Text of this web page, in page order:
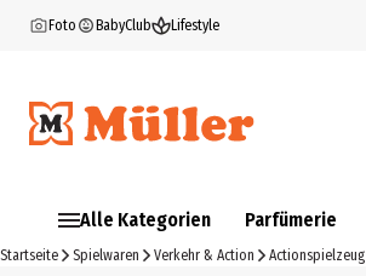
Foto BabyClub Lifestyle
Alle Kategorien Parfümerie
Startseite Spielwaren Verkehr & Action Actionspielzeug